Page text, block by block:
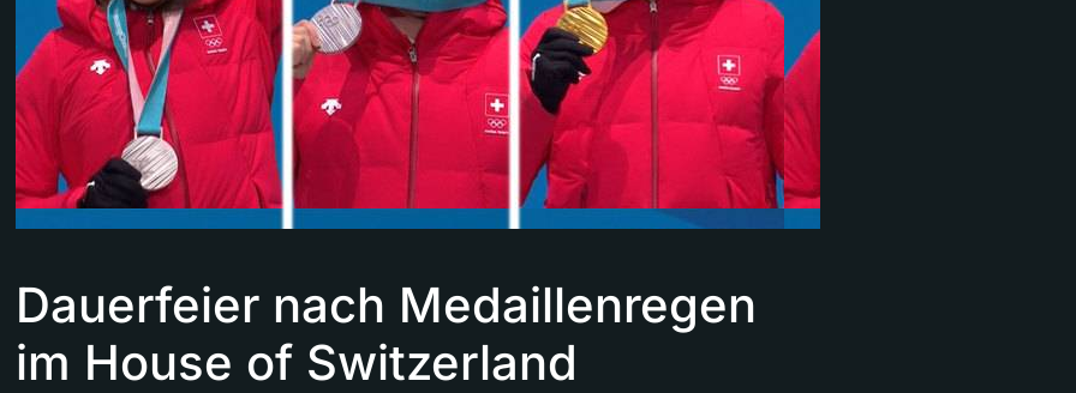
Dauerfeier nach Medaillenregen
im House of Switzerland